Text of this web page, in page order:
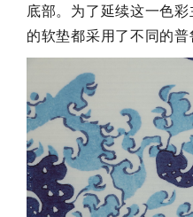
底部。为了延续这一色
的软垫都采用了不同的普